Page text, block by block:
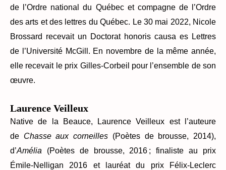
de l’Ordre national du Québec et compagne de l’Ordre
des arts et des lettres du Québec. Le 30 mai 2022, Nicole
Brossard recevait un Doctorat honoris causa es Lettres
de l’Université McGill. En novembre de la même année,
elle recevait le prix Gilles-Corbeil pour l’ensemble de son
œuvre.
Laurence Veilleux
Native de la Beauce, Laurence Veilleux est l’auteure
de Chasse aux corneilles (Poètes de brousse, 2014),
d’Amélia (Poètes de brousse, 2016 ; finaliste au prix
Émile-Nelligan 2016 et lauréat du prix Félix-Leclerc